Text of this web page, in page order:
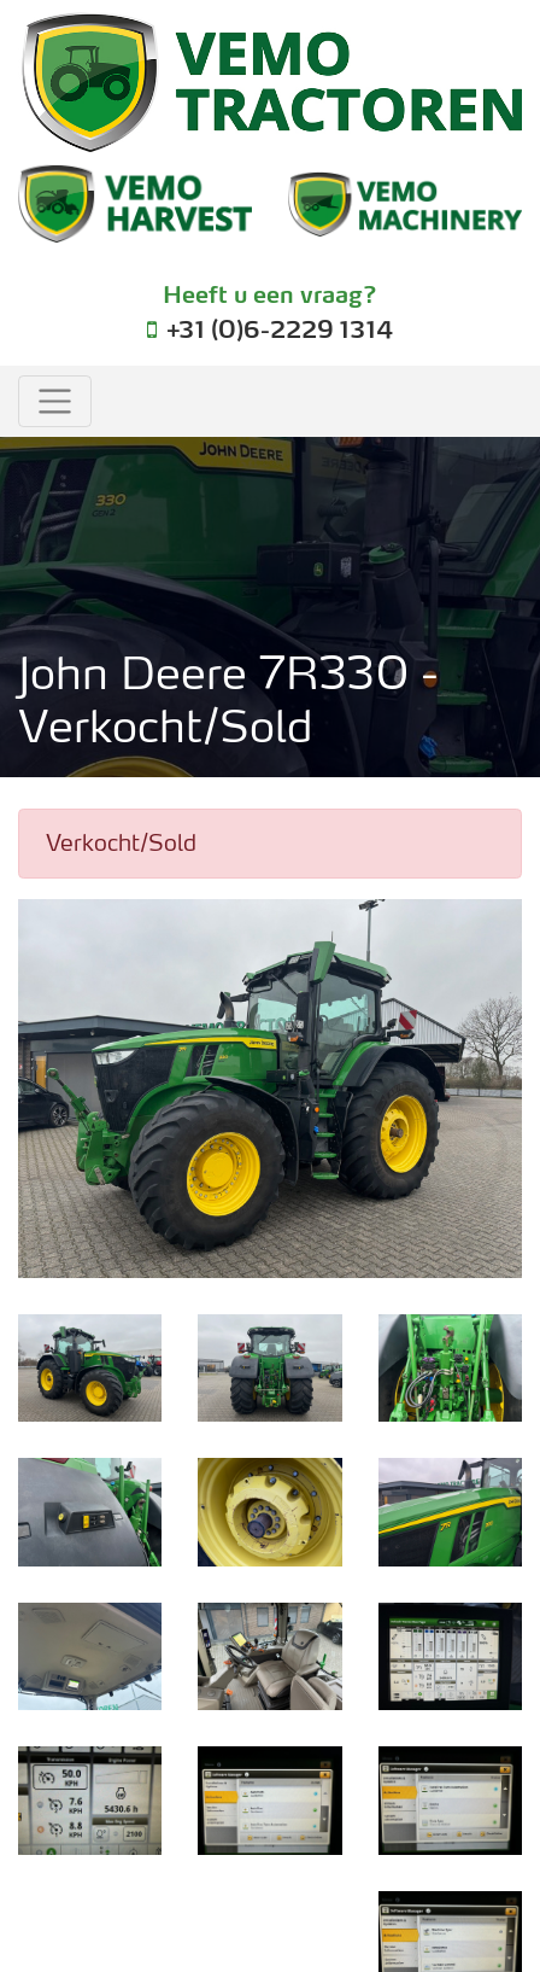
Heeft u een vraag?
+31 (0)6-2229 1314
John Deere 7R330 -
Verkocht/Sold
Verkocht/Sold